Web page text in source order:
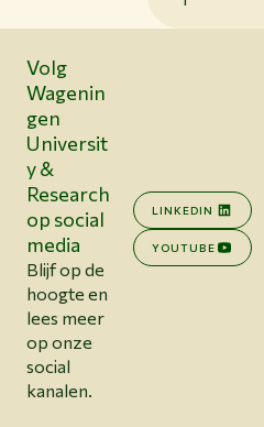
Volg
Wagenin
gen
Universit
y &
Research
op social
media
Blijf op de
hoogte en
lees meer
op onze
social
kanalen.
LINKEDIN
YOUTUBE